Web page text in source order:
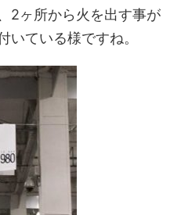
2ヶ所から火を出す事が
いている様ですね。